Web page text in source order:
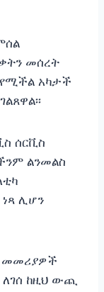
መሰረት
አካታች
ሰርቪስ
ልንመልስ
ሊሆን
መመሪያዎች
ለገሰ ከዚህ ውጪ